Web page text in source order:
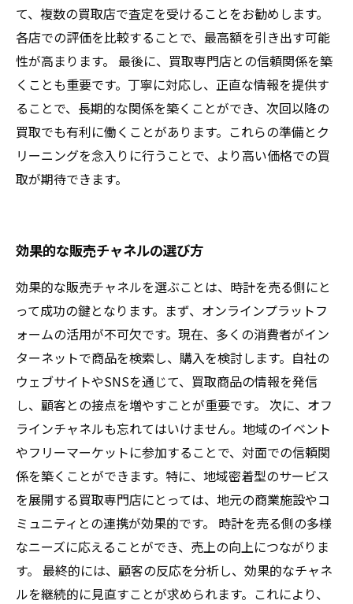
て、複数の買取店で査定を受けることをお勧めします。
各店での評価を比較することで、最高額を引き出す可能
性が高まります。 最後に、買取専門店との信頼関係を築
くことも重要です。丁寧に対応し、正直な情報を提供す
ることで、長期的な関係を築くことができ、次回以降の
買取でも有利に働くことがあります。これらの準備とク
リーニングを念入りに行うことで、より高い価格での買
取が期待できます。
効果的な販売チャネルの選び方
効果的な販売チャネルを選ぶことは、時計を売る側にと
って成功の鍵となります。まず、オンラインプラットフ
ォームの活用が不可欠です。現在、多くの消費者がイン
ターネットで商品を検索し、購入を検討します。自社の
ウェブサイトやSNSを通じて、買取商品の情報を発信
し、顧客との接点を増やすことが重要です。 次に、オフ
ラインチャネルも忘れてはいけません。地域のイベント
やフリーマーケットに参加することで、対面での信頼関
係を築くことができます。特に、地域密着型のサービス
を展開する買取専門店にとっては、地元の商業施設やコ
ミュニティとの連携が効果的です。 時計を売る側の多様
なニーズに応えることができ、売上の向上につながりま
す。 最終的には、顧客の反応を分析し、効果的なチャネ
ルを継続的に見直すことが求められます。これにより、